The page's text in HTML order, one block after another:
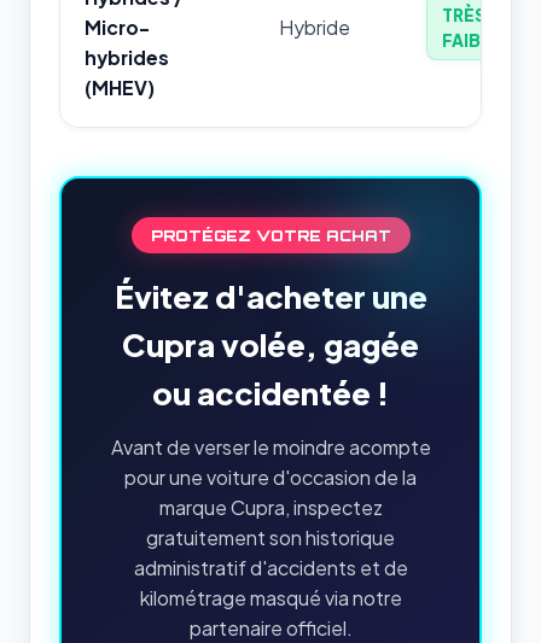
Micro-
hybrides
(MHEV)
Hybride
TRÈS
FAIBLE
PROTÉGEZ VOTRE ACHAT
Évitez d'acheter une
Cupra volée, gagée
ou accidentée !
Avant de verser le moindre acompte
pour une voiture d'occasion de la
marque Cupra, inspectez
gratuitement son historique
administratif d'accidents et de
kilométrage masqué via notre
partenaire officiel.